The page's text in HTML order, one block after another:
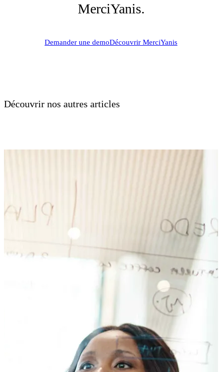
MerciYanis.
Demander une demoDécouvrir MerciYanis
Découvrir nos autres articles